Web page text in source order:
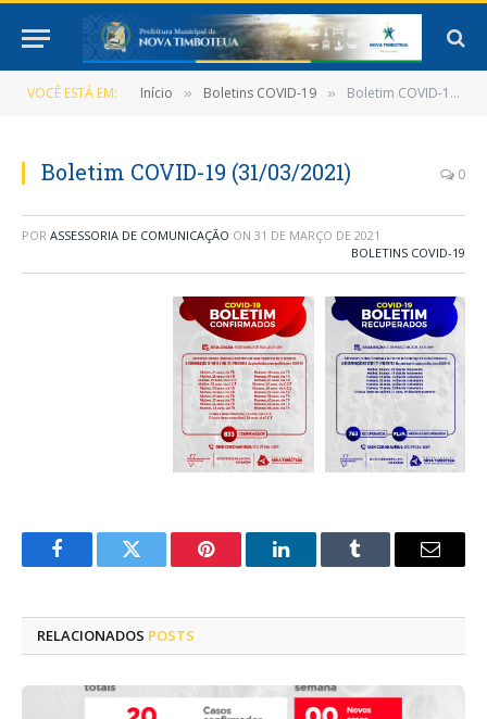
VOCÊ ESTÁ EM: Início » Boletins COVID-19 » Boletim COVID-19 (31/03/2021)
Boletim COVID-19 (31/03/2021) 0
POR ASSESSORIA DE COMUNICAÇÃO ON 31 DE MARÇO DE 2021
BOLETINS COVID-19
FacebookTwitter Pinterest LinkedInTumblr
E-
RELACIONADOS POSTS